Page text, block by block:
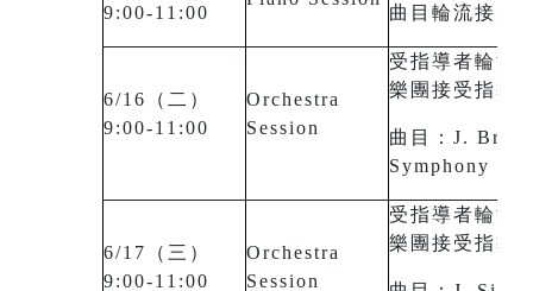
9:00-11:00
曲目輪流接受
6/16（二）
9:00-11:00
Orchestra
Session
受指導者輪流
樂團接受指導
曲目：J.
Symphony
6/17（三）
9:00-11:00
Orchestra
Session
受指導者輪流
樂團接受指導